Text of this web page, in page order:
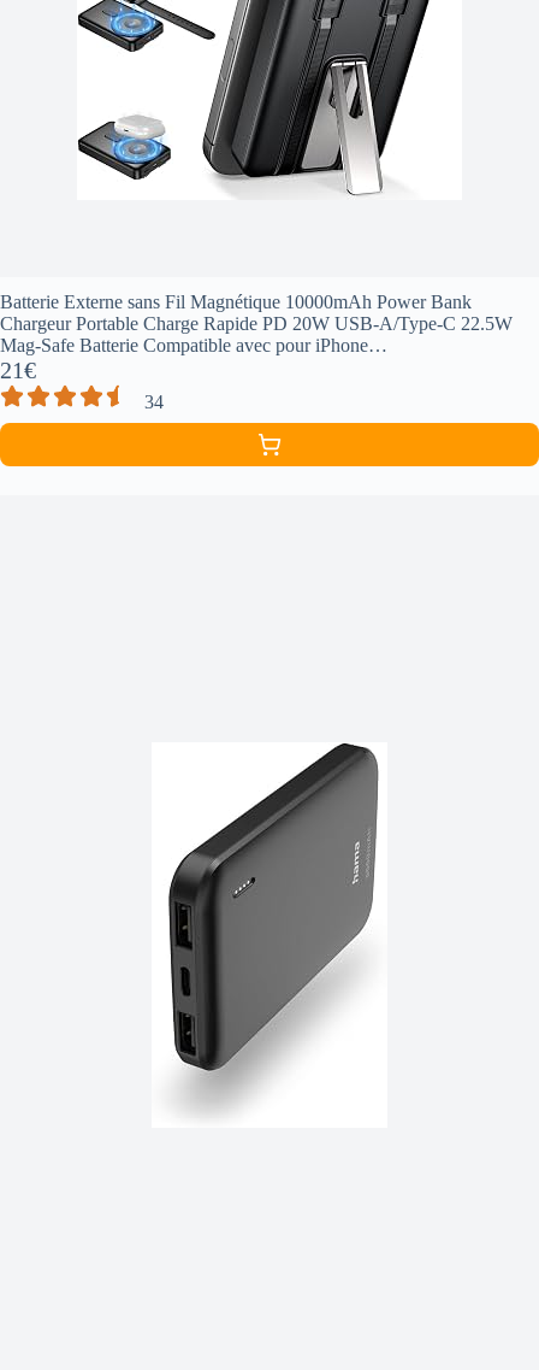
Batterie Externe sans Fil Magnétique 10000mAh Power Bank
Chargeur Portable Charge Rapide PD 20W USB-A/Type-C 22.5W
Mag-Safe Batterie Compatible avec pour iPhone
12/13/14/Mini/Pro/Pro Max（Bleu）
21€
34